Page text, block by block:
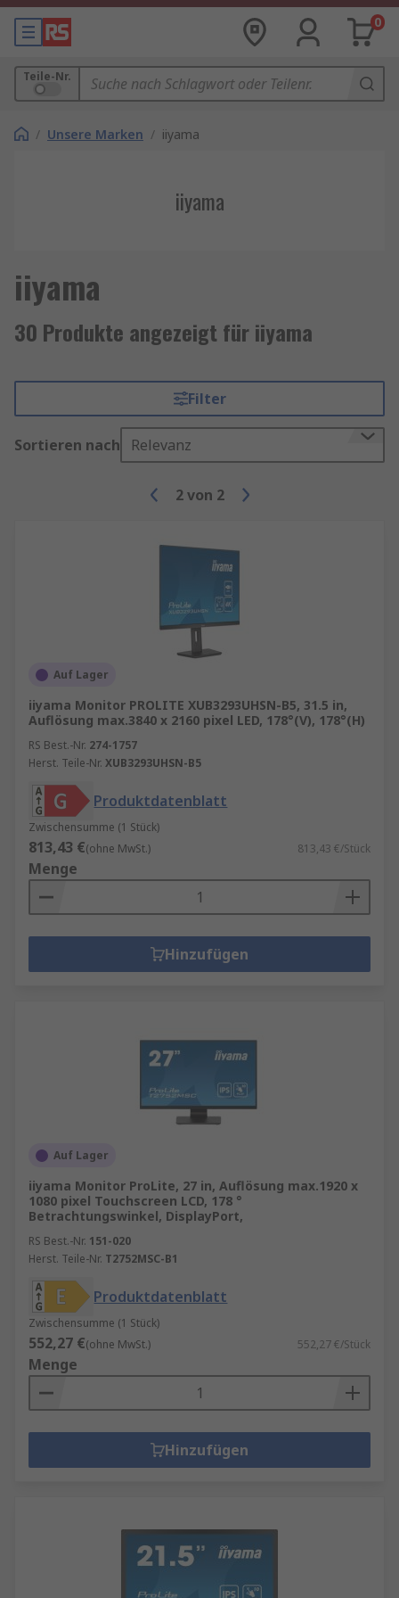
0
Teile-Nr.
/ Unsere Marken / iiyama
iiyama
iiyama
30 Produkte angezeigt für iiyama
Filter
Sortieren nach Relevanz
2 von 2
Auf Lager
iiyama Monitor PROLITE XUB3293UHSN-B5, 31.5 in,
Auflösung max.3840 x 2160 pixel LED, 178°(V), 178°(H)
RS Best.-Nr. 274-1757
Herst. Teile-Nr. XUB3293UHSN-B5
Produktdatenblatt
Zwischensumme (1 Stück)
813,43 €(ohne MwSt.) 813,43 €/Stück
Menge
Hinzufügen
Auf Lager
iiyama Monitor ProLite, 27 in, Auflösung max.1920 x
1080 pixel Touchscreen LCD, 178 °
Betrachtungswinkel, DisplayPort,
RS Best.-Nr. 151-020
Herst. Teile-Nr. T2752MSC-B1
Produktdatenblatt
Zwischensumme (1 Stück)
552,27 €(ohne MwSt.) 552,27 €/Stück
Menge
Hinzufügen